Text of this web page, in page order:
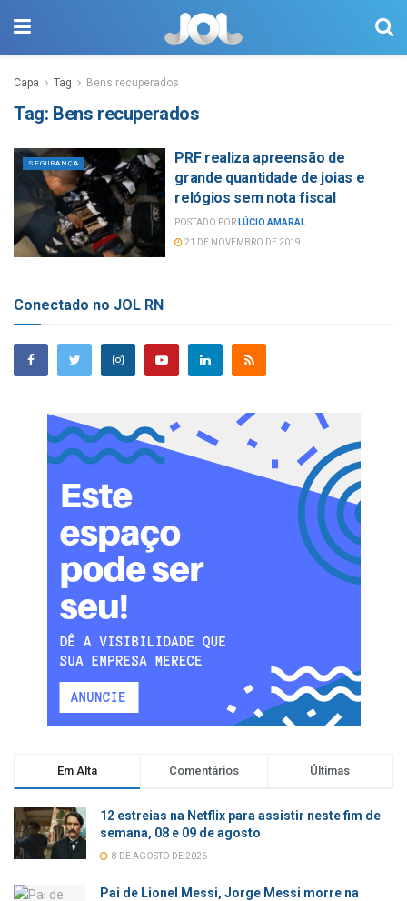
Capa Tag Bens recuperados
Tag: Bens recuperados
SEGURANÇA
PRF realiza apreensão de
grande quantidade de joias e
relógios sem nota fiscal
POSTADO POR LÚCIO AMARAL
21 DE NOVEMBRO DE 2019
Conectado no JOL RN
Em Alta Comentários Últimas
12 estreias na Netflix para assistir neste fim de
semana, 08 e 09 de agosto
8 DE AGOSTO DE 2026
Pai de Lionel Messi, Jorge Messi morre na